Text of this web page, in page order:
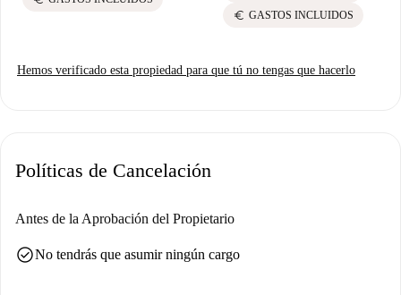
euro GASTOS INCLUIDOS
Hemos verificado esta propiedad para que tú no tengas que hacerlo
Políticas de Cancelación
Antes de la Aprobación del Propietario
check_circleNo tendrás que asumir ningún cargo